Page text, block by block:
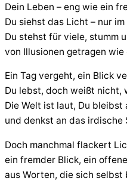
Dein Leben – eng wie ein
Du siehst das Licht – nur im
Du stehst für viele, stumm
von Illusionen getragen wie
Ein Tag vergeht, ein Blick
Du lebst, doch weißt nicht,
Die Welt ist laut, Du bleibst
und denkst an das irdische
Doch manchmal flackert
ein fremder Blick, ein
aus Worten, die sich selbst